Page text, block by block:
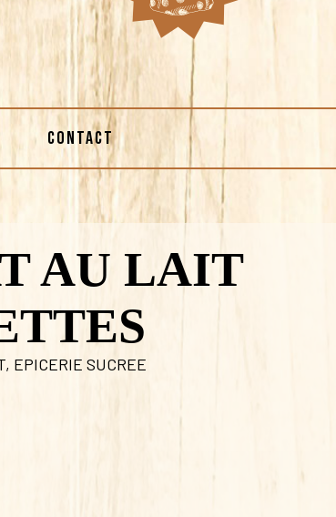
CONTACT
AU LAIT
, EPICERIE SUCREE